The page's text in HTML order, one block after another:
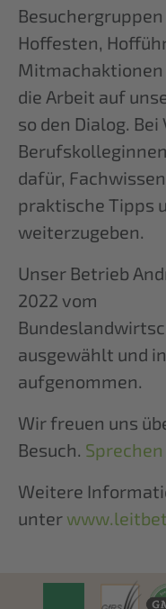
Hoffesten,
Mitmachaktionen
die Arbeit auf
so den Dialog.
dafür,
praktische Tipps
weiterzugeben.
Unser Betrieb
2022 vom
ausgewählt und
aufgenommen.
Wir freuen uns
Besuch.
Weitere
unter